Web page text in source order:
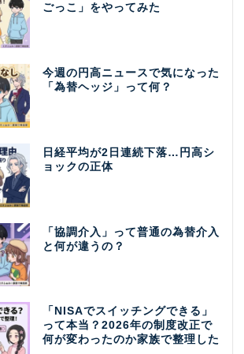
ごっこ」をやってみた
今週の円高ニュースで気になった
「為替ヘッジ」って何？
日経平均が2日連続下落…円高シ
ョックの正体
「協調介入」って普通の為替介入
と何が違うの？
「NISAでスイッチングできる」
って本当？2026年の制度改正で
何が変わったのか家族で整理した